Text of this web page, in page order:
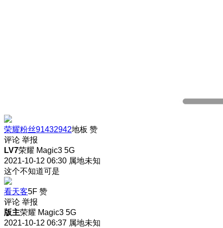
荣耀粉丝91432942地板 赞
评论 举报
LV7荣耀 Magic3 5G
2021-10-12 06:30 属地未知
这个不知道可是
看天客5F 赞
评论 举报
版主荣耀 Magic3 5G
2021-10-12 06:37 属地未知